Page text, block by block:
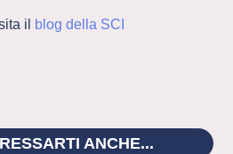
il blog della SCI
ANCHE...